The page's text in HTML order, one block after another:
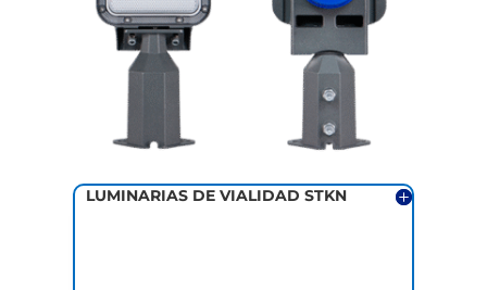
LUMINARIAS DE VIALIDAD STKN